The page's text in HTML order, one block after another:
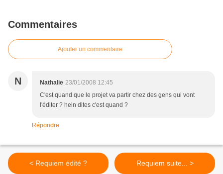
Commentaires
Ajouter un commentaire
N Nathalie 23/01/2008 12:45
C'est quand que le projet va partir chez des gens qui vont
l'éditer ? hein dites c'est quand ?
Répondre
< Requiem édité ? Requiem suite... >